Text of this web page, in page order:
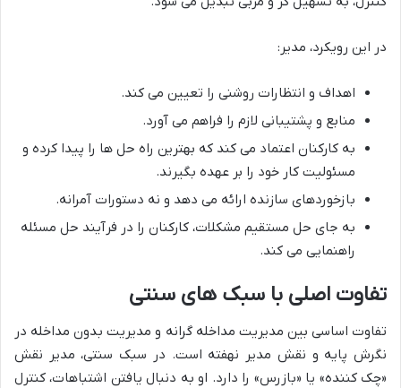
در این رویکرد، مدیر:
اهداف و انتظارات روشنی را تعیین می کند.
منابع و پشتیبانی لازم را فراهم می آورد.
به کارکنان اعتماد می کند که بهترین راه حل ها را پیدا کرده و
مسئولیت کار خود را بر عهده بگیرند.
بازخوردهای سازنده ارائه می دهد و نه دستورات آمرانه.
به جای حل مستقیم مشکلات، کارکنان را در فرآیند حل مسئله
راهنمایی می کند.
تفاوت اصلی با سبک های سنتی
تفاوت اساسی بین مدیریت مداخله گرانه و مدیریت بدون مداخله در
نگرش پایه و نقش مدیر نهفته است. در سبک سنتی، مدیر نقش
«چک کننده» یا «بازرس» را دارد. او به دنبال یافتن اشتباهات، کنترل